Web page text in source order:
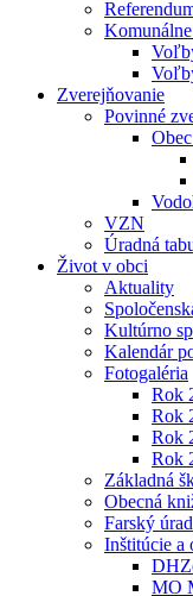
Zverejňovanie
Povinné
VZN
Úradná
Život v obci
Aktuality
Kultúrno
Kalendár
Fotogaléria
Rok
Rok
Rok
Rok
Základná
Obecná
Farský úrad
Inštitúcie a
MO